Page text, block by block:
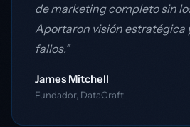
de marketing completo sin
Aportaron visión estratégica
fallos.”
James Mitchell
Fundador, DataCraft